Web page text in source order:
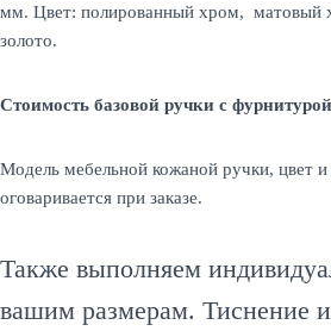
мм. Цвет: полированный хром, матовый
золото.
Стоимость базовой ручки с
Модель мебельной кожаной ручки, цвет
оговаривается при заказе.
Также выполняем
вашим размерам. Тиснение